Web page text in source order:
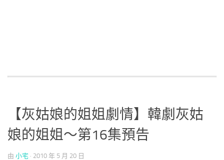
【灰姑娘的姐姐劇情】韓劇灰姑
娘的姐姐～第16集預告
由 小宅 · 2010 年 5 月 20 日